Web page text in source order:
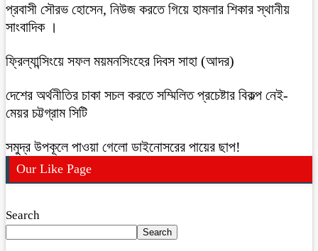
প্রবাসী সৌরভ হোসেন, নিউজ করতে গিয়ে হামলার শিকার স্থানীয়
সাংবাদিক ।
ফ্রিল্যান্সিংয়ে সফল ময়মনসিংহের দিবস সাহা (আদর)
দেশের অর্থনীতির চাকা সচল করতে সম্মিলিত প্রচেষ্টার বিকল্প নেই-
মেয়র চট্টগ্রাম সিটি
সমুদ্র উপকূলে পাওয়া গেলো ডাইনোসরের পায়ের ছাপ!
Our Like Page
Search
Search